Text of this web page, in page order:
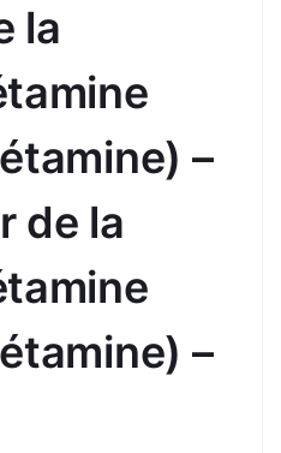
la
–
de la
–